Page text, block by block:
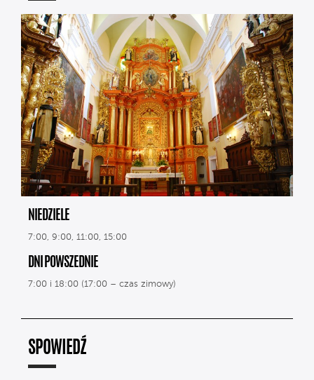
NIEDZIELE
7:00, 9:00, 11:00, 15:00
DNI POWSZEDNIE
7:00 i 18:00 (17:00 – czas zimowy)
SPOWIEDŹ